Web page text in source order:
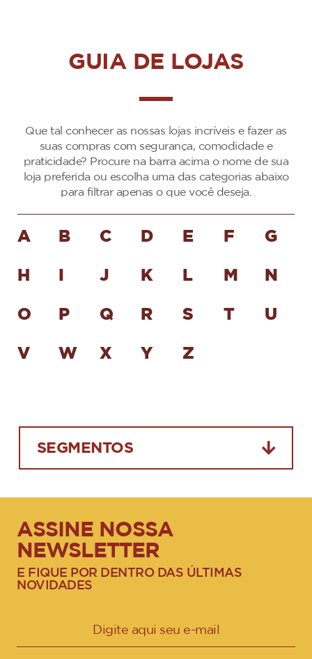
GUIA DE LOJAS
Que tal conhecer as nossas lojas incríveis e fazer as
suas compras com segurança, comodidade e
praticidade? Procure na barra acima o nome de sua
loja preferida ou escolha uma das categorias abaixo
para filtrar apenas o que você deseja.
A B C D E F G
H J K L M N
O P Q R S T U
V W X Y Z
SEGMENTOS
ASSINE NOSSA
NEWSLETTER
E FIQUE POR DENTRO DAS ÚLTIMAS
NOVIDADES